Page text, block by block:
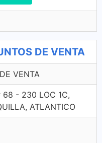
DE VENTA
VENTA
68 - 230 LOC 1C,
ATLANTICO